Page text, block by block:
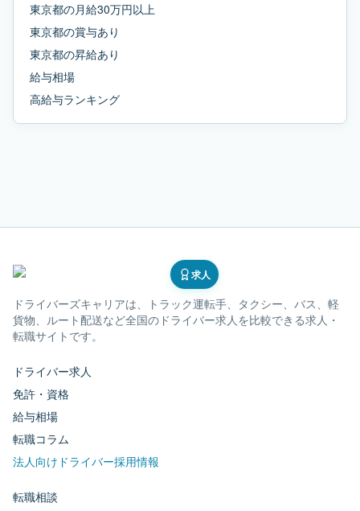
東京都の月給30万円以上
東京都の賞与あり
東京都の昇給あり
給与相場
高給与ランキング
求人
ドライバーズキャリアは、トラック運転手、タクシー、バス、軽
貨物、ルート配送など全国のドライバー求人を比較できる求人・
転職サイトです。
ドライバー求人
免許・資格
給与相場
転職コラム
法人向けドライバー採用情報
転職相談